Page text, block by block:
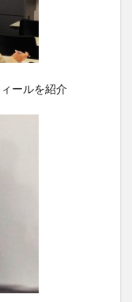
ールを紹介